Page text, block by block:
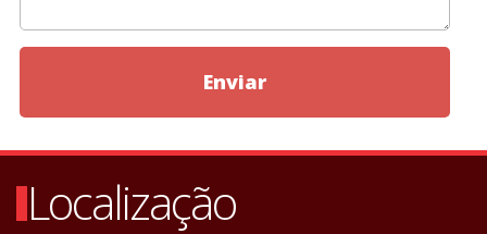
Enviar
Localização